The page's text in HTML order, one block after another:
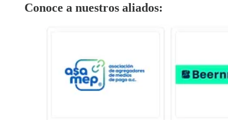
Conoce a nuestros aliados: